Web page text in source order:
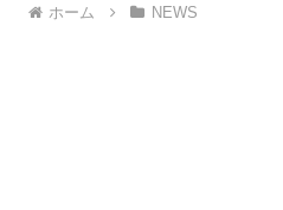
ホーム NEWS